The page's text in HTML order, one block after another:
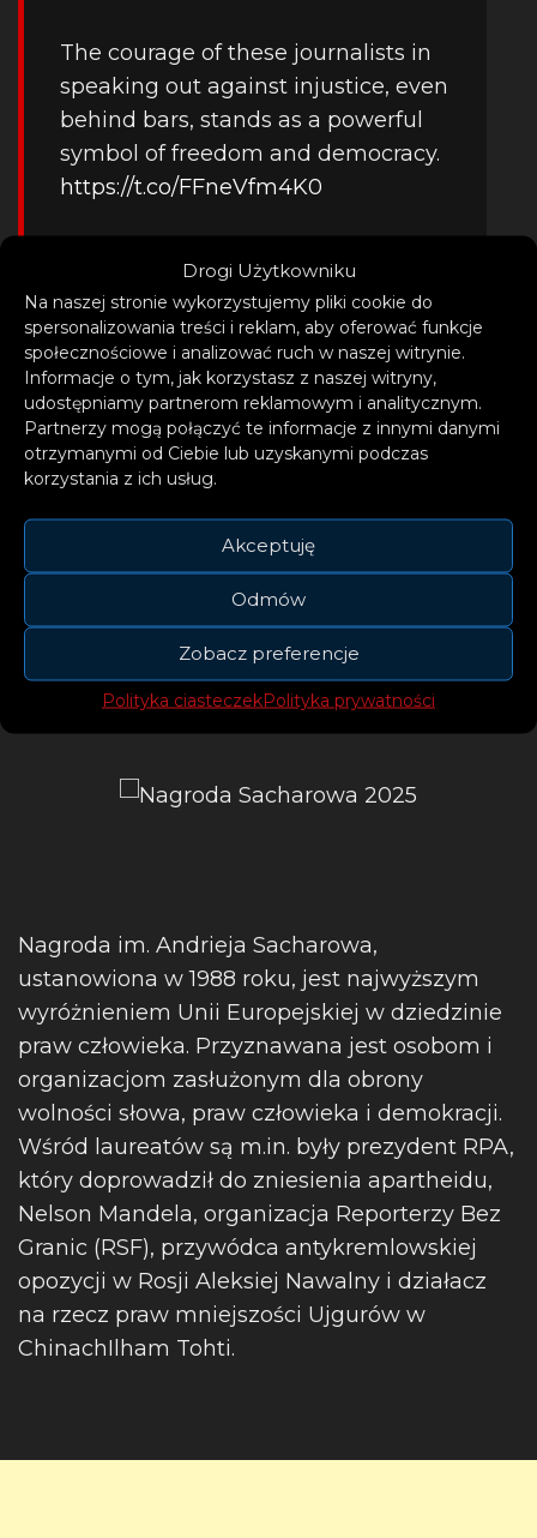
Drogi Użytkowniku
Na naszej stronie wykorzystujemy pliki cookie do
spersonalizowania treści i reklam, aby oferować funkcje
społecznościowe i analizować ruch w naszej witrynie.
Informacje o tym, jak korzystasz z naszej witryny,
udostępniamy partnerom reklamowym i analitycznym.
Partnerzy mogą połączyć te informacje z innymi danymi
otrzymanymi od Ciebie lub uzyskanymi podczas
korzystania z ich usług.
Akceptuję
Odmów
Zobacz preferencje
Polityka ciasteczekPolityka prywatności
The courage of these journalists in
speaking out against injustice, even
behind bars, stands as a powerful
symbol of freedom and democracy.
https://t.co/FFneVfm4K0
(@EP_President)October 22, 2025
Laureata wybrała Konferencja
Przewodniczących PE, w skład której
wchodzą przewodnicząca europarlamentu
Uroczyste wręczenie nagrody, której
wartość wynosi 50 tys. euro, zaplanowano
na 16 grudnia w Strasburgu.
Nagroda im. Andrieja Sacharowa,
ustanowiona w 1988 roku, jest najwyższym
wyróżnieniem Unii Europejskiej w dziedzinie
praw człowieka. Przyznawana jest osobom i
organizacjom zasłużonym dla obrony
wolności słowa, praw człowieka i demokracji.
Wśród laureatów są m.in. były prezydent RPA,
który doprowadził do zniesienia apartheidu,
Nelson Mandela, organizacja Reporterzy Bez
Granic (RSF), przywódca antykremlowskiej
opozycji w Rosji Aleksiej Nawalny i działacz
na rzecz praw mniejszości Ujgurów w
ChinachIlham Tohti.